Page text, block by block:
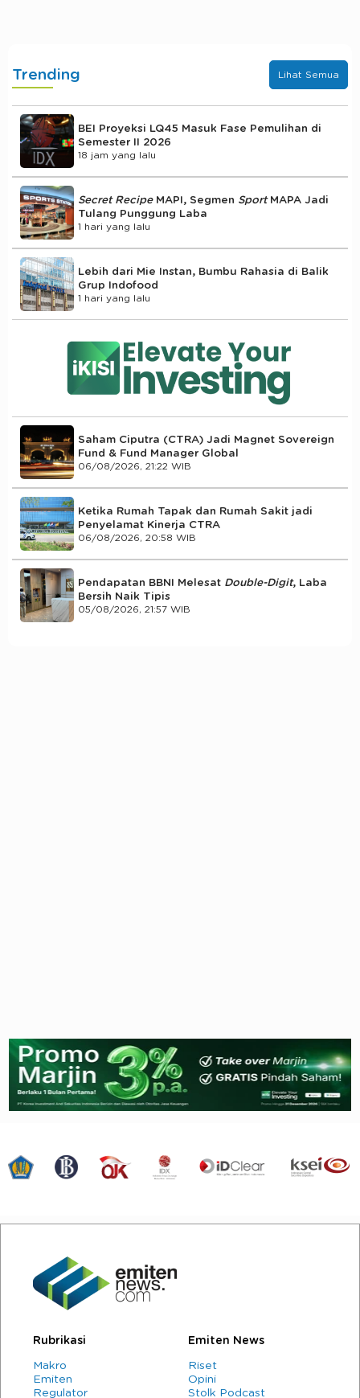
Trending Lihat Semua
BEI Proyeksi LQ45 Masuk Fase Pemulihan di
Semester II 2026
18 jam yang lalu
Secret RecipeMAPI, Segmen Sport MAPA Jadi
Tulang Punggung Laba
1 hari yang lalu
Lebih dari Mie Instan, Bumbu Rahasia di Balik
Grup Indofood
1 hari yang lalu
Saham Ciputra (CTRA) Jadi Magnet Sovereign
Fund & Fund Manager Global
06/08/2026, 21:22 WIB
Ketika Rumah Tapak dan Rumah Sakit jadi
Penyelamat Kinerja CTRA
06/08/2026, 20:58 WIB
Pendapatan BBNI Melesat Double-Digit, Laba
Bersih Naik Tipis
05/08/2026, 21:57 WIB
Rubrikasi
Makro
Emiten
Regulator
Emiten News
Riset
Opini
Stolk Podcast